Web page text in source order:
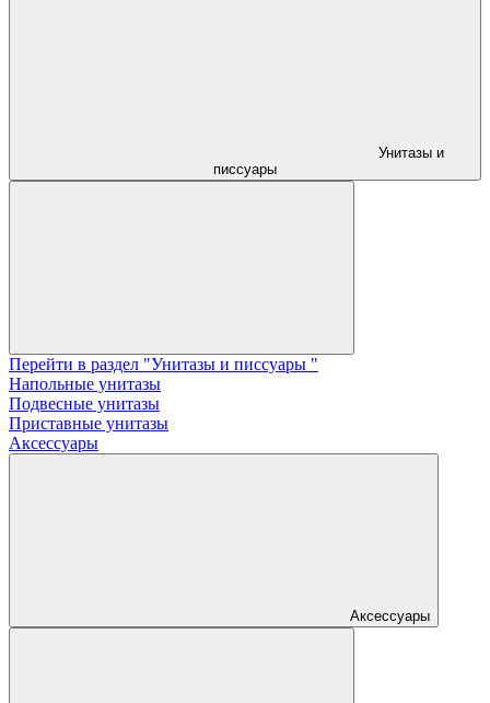
Унитазы и
писсуары
Перейти в раздел "Унитазы и писсуары "
Напольные унитазы
Подвесные унитазы
Приставные унитазы
Аксессуары
Аксессуары